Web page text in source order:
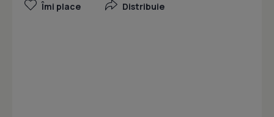
Îmi place Distribuie